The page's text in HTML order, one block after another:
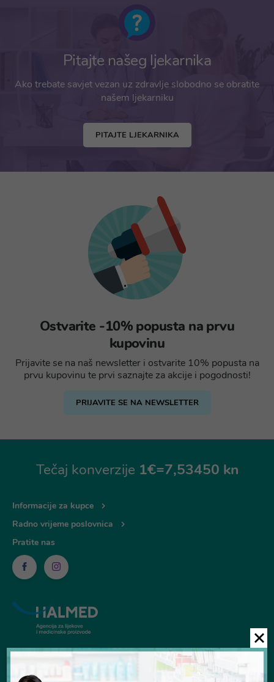
Pitajte našeg ljekarnika
Ako trebate savjet vezan uz zdravlje slobodno se obratite
našem ljekarniku
PITAJTE LJEKARNIKA
Ostvarite -10% popusta na prvu
kupovinu
Prijavite se na naš newsletter i ostvarite 10% popusta na
prvu kupovinu te prvi saznajte za akcije i pogodnosti!
PRIJAVITE SE NA NEWSLETTER
Tečaj konverzije 1€=7,53450 kn
Informacije za kupce
Radno vrijeme poslovnica
Pratite nas